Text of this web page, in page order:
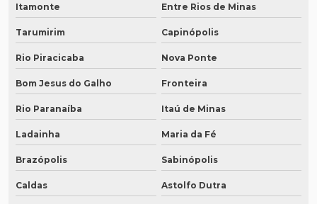
Itamonte Entre Rios de Minas
Tarumirim Capinópolis
Rio Piracicaba Nova Ponte
Bom Jesus do Galho Fronteira
Rio Paranaíba Itaú de Minas
Ladainha Maria da Fé
Brazópolis Sabinópolis
Caldas Astolfo Dutra